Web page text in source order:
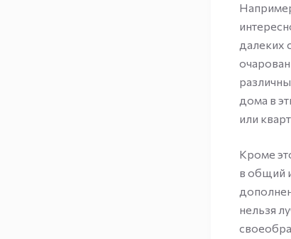
далеких
дома в
или
Кроме
в общий
нельзя